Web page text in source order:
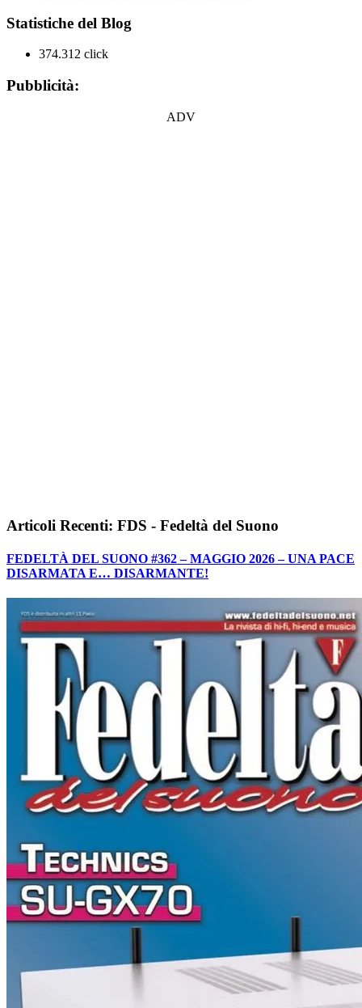
Statistiche del Blog
374.312 click
Pubblicità:
ADV
Articoli Recenti: FDS - Fedeltà del Suono
FEDELTÀ DEL SUONO #362 – MAGGIO 2026 – UNA PACE
DISARMATA E… DISARMANTE!